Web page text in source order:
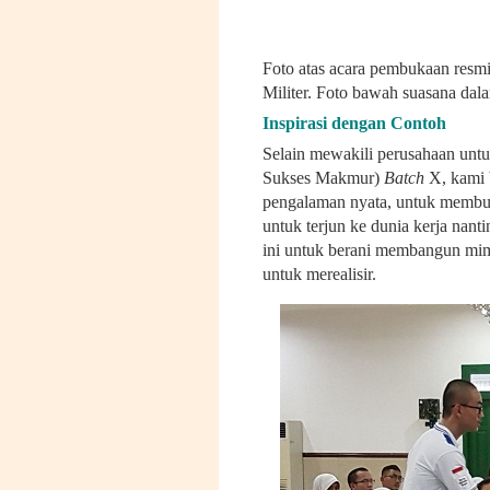
Foto atas acara pembukaan
Militer. Foto bawah suasana
Inspirasi dengan Contoh
Selain mewakili perusahaan
Sukses Makmur) BatchX, kami
pengalaman nyata, untuk
untuk terjun ke dunia kerja
ini untuk berani membangun
untuk merealisir.